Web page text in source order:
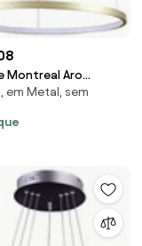
Montreal Aro
Led 20W 3000K
Anel Dourado |...
em Metal, sem